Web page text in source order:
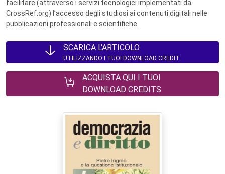
facilitare (attraverso i servizi tecnologici implementati da
CrossRef.org) l’accesso degli studiosi ai contenuti digitali nelle
pubblicazioni professionali e scientifiche.
SCARICA L'ARTICOLO
UTILIZZANDO I TUOI DOWNLOAD CREDIT
ACQUISTA QUI I TUOI
DOWNLOAD CREDITS